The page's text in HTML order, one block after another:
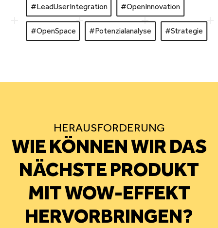
#LeadUserIntegration #OpenInnovation
#OpenSpace #Potenzialanalyse #Strategie
HERAUSFORDERUNG
WIE KÖNNEN WIR DAS
NÄCHSTE PRODUKT
MIT WOW-EFFEKT
HERVORBRINGEN?